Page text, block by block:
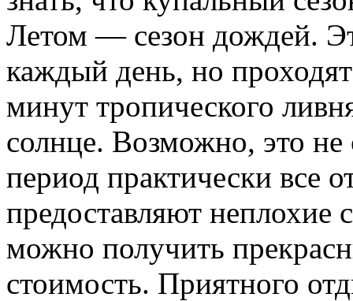
Летом — сезон дождей.
каждый день, но
минут тропического
солнце. Возможно, это не
период практически все
предоставляют неплохие
можно получить
стоимость. Приятного